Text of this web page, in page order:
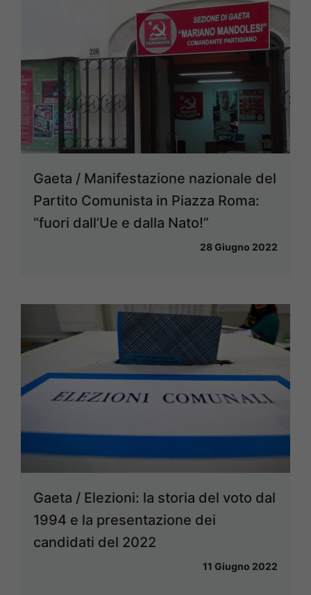
Gaeta / Manifestazione nazionale del
Partito Comunista in Piazza Roma:
“fuori dall’Ue e dalla Nato!”
28 Giugno 2022
Gaeta / Elezioni: la storia del voto dal
1994 e la presentazione dei
candidati del 2022
11 Giugno 2022